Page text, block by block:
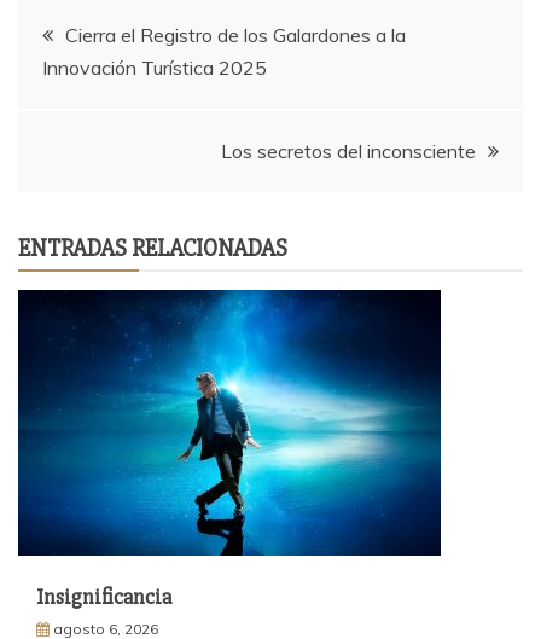
Navegación
de
Cierra el Registro de los Galardones a la
Innovación Turística 2025
Los secretos del inconsciente
ENTRADAS RELACIONADAS
Insignificancia
agosto 6, 2026